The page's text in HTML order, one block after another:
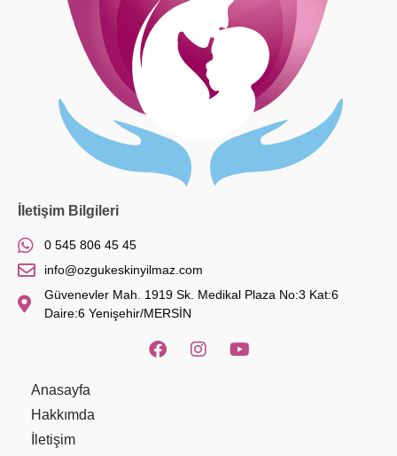
İletişim Bilgileri
0 545 806 45 45
info@ozgukeskinyilmaz.com
Güvenevler Mah. 1919 Sk. Medikal Plaza No:3 Kat:6
Daire:6 Yenişehir/MERSİN
Anasayfa
Hakkımda
İletişim